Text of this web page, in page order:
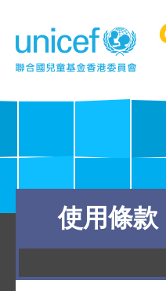
使用條款